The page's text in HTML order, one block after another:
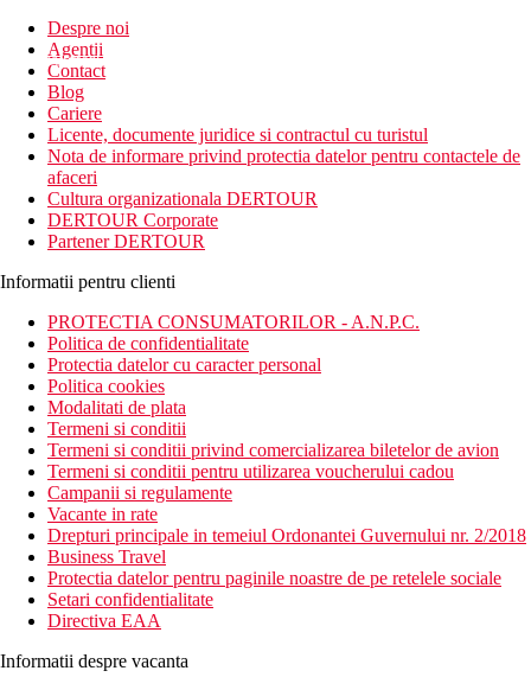
newsletter!
Despre noi
Agentii
Contact
Blog
Cariere
Licente, documente juridice si contractul cu turistul
Nota de informare privind protectia datelor pentru contactele de
afaceri
Cultura organizationala DERTOUR
DERTOUR Corporate
Partener DERTOUR
Informatii pentru clienti
PROTECTIA CONSUMATORILOR - A.N.P.C.
Politica de confidentialitate
Protectia datelor cu caracter personal
Politica cookies
Modalitati de plata
Termeni si conditii
Termeni si conditii privind comercializarea biletelor de avion
Termeni si conditii pentru utilizarea voucherului cadou
Campanii si regulamente
Vacante in rate
Drepturi principale in temeiul Ordonantei Guvernului nr. 2/2018
Business Travel
Protectia datelor pentru paginile noastre de pe retelele sociale
Setari confidentialitate
Directiva EAA
Informatii despre vacanta